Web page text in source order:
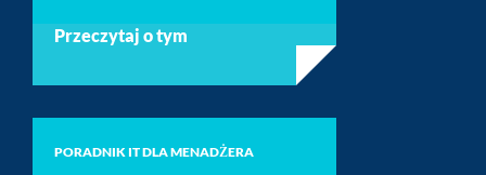
Przeczytaj o tym
PORADNIK IT DLA MENADŻERA